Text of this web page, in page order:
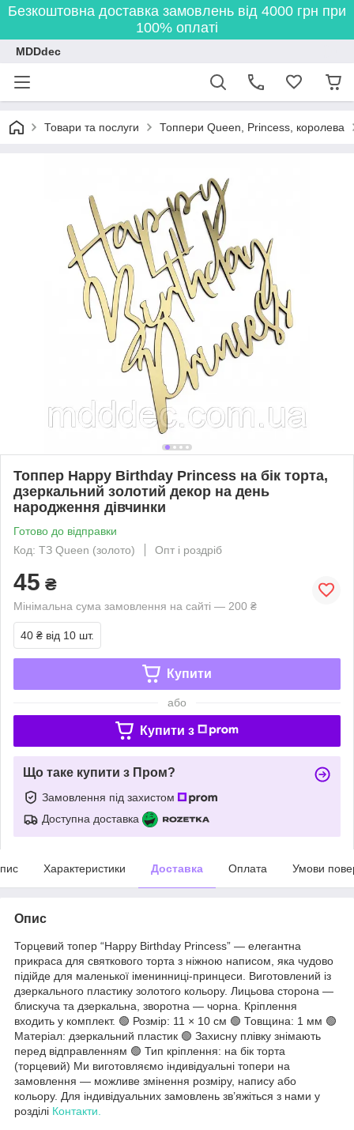
Безкоштовна доставка замовлень від 4000 грн при
100% оплаті
MDDdec
Товари та послуги Топпери Queen, Princess, королева
Топпер Happy Birthday Princess на бік торта,
дзеркальний золотий декор на день
народження дівчинки
Готово до відправки
Код: ТЗ Queen (золото)
Опт і роздріб
45 ₴
Мінімальна сума замовлення на сайті — 200 ₴
40 ₴ від 10 шт.
Купити
або
Купити з
Що таке купити з Пром?
Замовлення під захистом
Доступна доставка
Характеристики Доставка Оплата Умови
Опис
Торцевий топер “Happy Birthday Princess” — елегантна
прикраса для святкового торта з ніжною написом, яка чудово
підійде для маленької іменинниці-принцеси. Виготовлений із
дзеркального пластику золотого кольору. Лицьова сторона —
блискуча та дзеркальна, зворотна — чорна. Кріплення
входить у комплект. 🟢 Розмір: 11 × 10 см 🟢 Товщина: 1 мм 🟢
Матеріал: дзеркальний пластик 🟢 Захисну плівку знімають
перед відправленням 🟢 Тип кріплення: на бік торта
(торцевий) Ми виготовляємо індивідуальні топери на
замовлення — можливе змінення розміру, напису або
кольору. Для індивідуальних замовлень зв’яжіться з нами у
розділі Контакти.